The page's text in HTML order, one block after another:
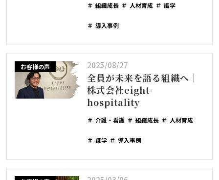
組織成長 人材育成 識学
導入事例
お客様の声 2025/08/27
全員が未来を語る組織へ｜
株式会社eight-
hospitality
介護・看護 組織成長 人材育成
識学 導入事例